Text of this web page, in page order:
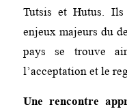
Tutsis et Hutus.
enjeux majeurs du
pays se trouve
l’acceptation et le
Une rencontre